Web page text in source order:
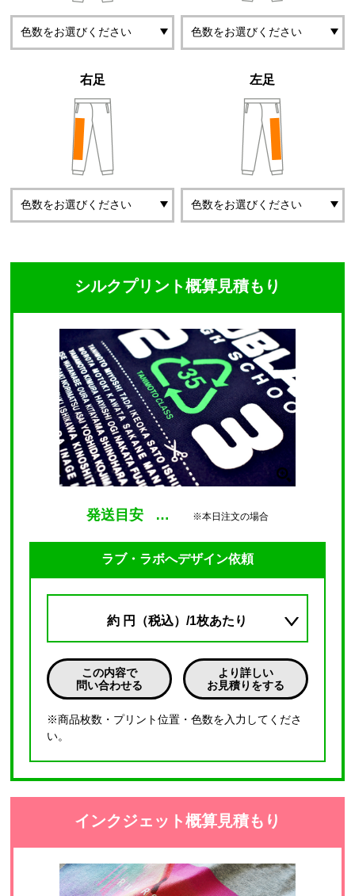
右足 左足
シルクプリント概算見積もり
発送目安 … ※本日注文の場合
ラブ・ラボへデザイン依頼
約 円（税込）/1枚あたり
この内容で
問い合わせる
より詳しい
お見積りをする
※商品枚数・プリント位置・色数を入力してくださ
い。
インクジェット概算見積もり